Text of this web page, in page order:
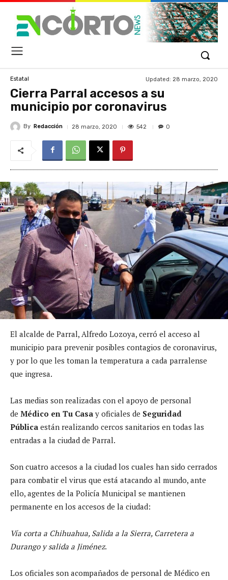
Estatal Updated: 28 marzo, 2020
Cierra Parral accesos a su
municipio por coronavirus
By Redacción 28 marzo, 2020 542 0
El alcalde de Parral, Alfredo Lozoya, cerró el acceso al
municipio para prevenir posibles contagios de coronavirus,
y por lo que les toman la temperatura a cada parralense
que ingresa.
Las medias son realizadas con el apoyo de personal
de Médico en Tu Casa y oficiales de Seguridad
Pública están realizando cercos sanitarios en todas las
entradas a la ciudad de Parral.
Son cuatro accesos a la ciudad los cuales han sido cerrados
para combatir el virus que está atacando al mundo, ante
ello, agentes de la Policía Municipal se mantienen
permanente en los accesos de la ciudad:
Vía corta a Chihuahua, Salida a la Sierra, Carretera a
Durango y salida a Jiménez.
Los oficiales son acompañados de personal de Médico en